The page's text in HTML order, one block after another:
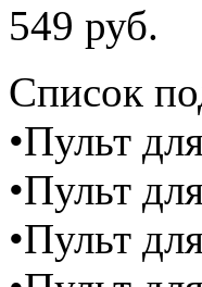
549 руб.
Cписок
•Пульт
•Пульт
•Пульт